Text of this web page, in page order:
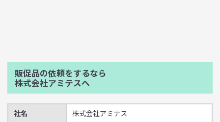
販促品の依頼をするなら
株式会社アミテスへ
社名
株式会社アミテス